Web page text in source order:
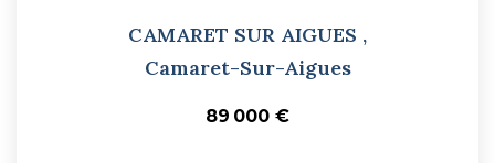
CAMARET SUR AIGUES ,
Camaret-Sur-Aigues
89 000 €